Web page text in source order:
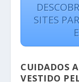
SITES
CUIDADOS
VESTIDO